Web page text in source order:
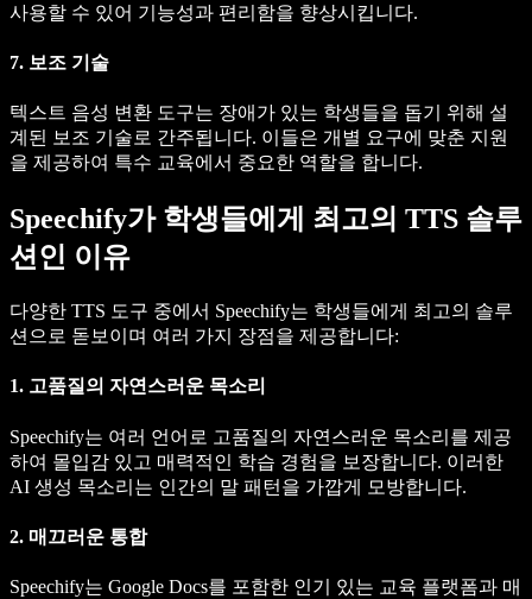
사용할 수 있어 기능성과 편리함을 향상시킵니다.
7. 보조 기술
텍스트 음성 변환 도구는 장애가 있는 학생들을 돕기 위해 설
계된 보조 기술로 간주됩니다. 이들은 개별 요구에 맞춘 지원
을 제공하여 특수 교육에서 중요한 역할을 합니다.
Speechify가 학생들에게 최고의 TTS 솔루
션인 이유
다양한 TTS 도구 중에서 Speechify는 학생들에게 최고의 솔루
션으로 돋보이며 여러 가지 장점을 제공합니다:
1. 고품질의 자연스러운 목소리
Speechify는 여러 언어로 고품질의 자연스러운 목소리를 제공
하여 몰입감 있고 매력적인 학습 경험을 보장합니다. 이러한
AI 생성 목소리는 인간의 말 패턴을 가깝게 모방합니다.
2. 매끄러운 통합
Speechify는 Google Docs를 포함한 인기 있는 교육 플랫폼과 매